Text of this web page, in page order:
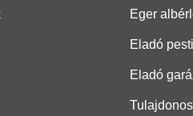
Eger
Eladó
Eladó